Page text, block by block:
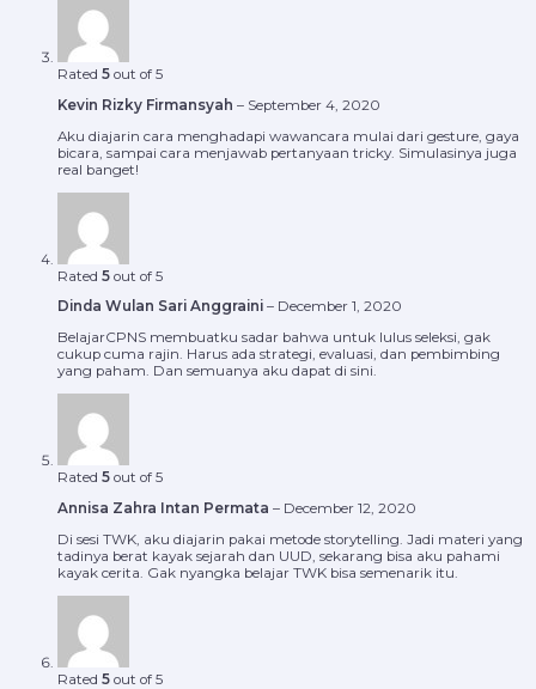
Rated 5 out of 5
Kevin Rizky Firmansyah – September 4, 2020
Aku diajarin cara menghadapi wawancara mulai dari gesture, gaya
bicara, sampai cara menjawab pertanyaan tricky. Simulasinya juga
real banget!
Rated 5 out of 5
Dinda Wulan Sari Anggraini – December 1, 2020
BelajarCPNS membuatku sadar bahwa untuk lulus seleksi, gak
cukup cuma rajin. Harus ada strategi, evaluasi, dan pembimbing
yang paham. Dan semuanya aku dapat di sini.
Rated 5 out of 5
Annisa Zahra Intan Permata – December 12, 2020
Di sesi TWK, aku diajarin pakai metode storytelling. Jadi materi yang
tadinya berat kayak sejarah dan UUD, sekarang bisa aku pahami
kayak cerita. Gak nyangka belajar TWK bisa semenarik itu.
Rated 5 out of 5